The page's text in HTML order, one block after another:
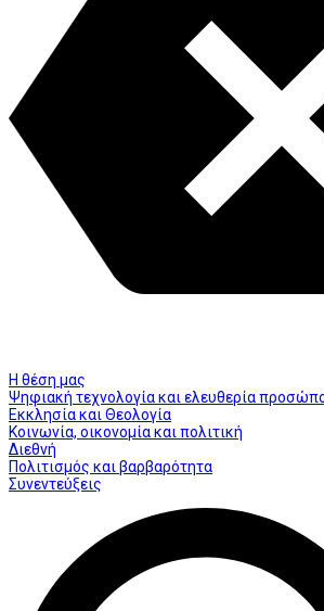
Η θέση μας
Ψηφιακή τεχνολογία και ελευθερία
Εκκλησία και Θεολογία
Κοινωνία, οικονομία και πολιτική
Διεθνή
Πολιτισμός και βαρβαρότητα
Συνεντεύξεις